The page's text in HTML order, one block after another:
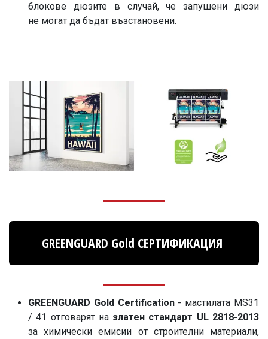
блокове дюзите в случай, че запушени дюзи
не могат да бъдат възстановени.
GREENGUARD Gold СЕРТИФИКАЦИЯ
GREENGUARD Gold Certification- мастилата MS31
/ 41 отговарят на златен стандарт UL 2818-2013
за химически емисии от строителни материали,